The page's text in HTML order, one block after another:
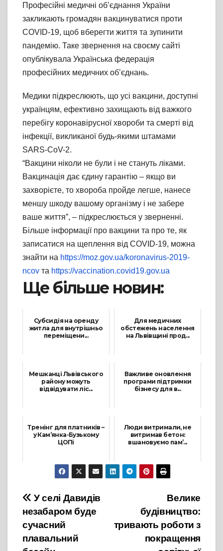
Професійні медичні об’єднання України
закликають громадян вакцинуватися проти
COVID-19, щоб вберегти життя та зупинити
пандемію. Таке звернення на своєму сайті
опублікувала Українська федерація
професійних медичних об’єднань.
Медики підкреслюють, що усі вакцини, доступні
українцям, ефективно захищають від важкого
перебігу коронавірусної хвороби та смерті від
інфекції, викликаної будь-якими штамами
SARS-CoV-2.
“Вакцини ніколи не були і не стануть ліками.
Вакцинація дає єдину гарантію – якщо ви
захворієте, то хвороба пройде легше, нанесе
меншу шкоду вашому організму і не забере
ваше життя”, – підкреслюється у зверненні.
Більше інформації про вакцини та про те, як
записатися на щеплення від COVID-19, можна
знайти на https://moz.gov.ua/koronavirus-2019-
ncov та https://vaccination.covid19.gov.ua
Ще більше новин:
Субсидія на оренду
житла для внутрішньо
переміщени...
Для медичних
обстежень населення
на Львівщині прод...
Мешканці Львівського
району можуть
відвідувати ліс...
Важливе оновлення
програми підтримки
бізнесу для в...
Тренінг для платників –
у Кам’янка-Бузькому
ЦОПі
1 Червня, 2023
Люди витримали, не
витримав бетон:
вшановуємо пам’...
20 Січня, 2026
Навігація
записів
Велике
будівництво:
тривають роботи з
покращення
У селі Давидів
незабаром буде
сучасний
плавальний